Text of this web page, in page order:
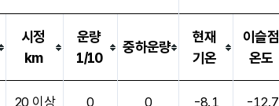
시정
km
운량
1/10
중하운량
현재
기온
이슬점
온도
20 이상 0 0 -8.1 -12.7